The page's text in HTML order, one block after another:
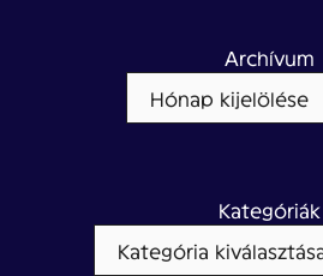
Archívum
Kategóriák